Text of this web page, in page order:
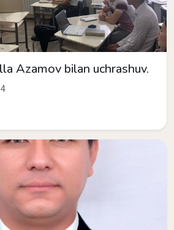
Azamov bilan uchrashuv.